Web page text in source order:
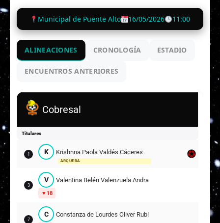
Municipal de Puente Alto 16/05/2026 11:00
ALINEACIONES CRONOLOGÍA ESTADIO
ENCUENTROS ANTERIORES
Cobresal
Titulares
1 K Krishnna Paola Valdés Cáceres
ARQUERA
3
V Valentina Belén Valenzuela Andrade
18
7
C Constanza de Lourdes Oliver Rubilar